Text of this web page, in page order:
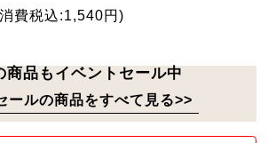
費税込:1,540円)
商品もイベントセール中
ールの商品をすべて見る>>